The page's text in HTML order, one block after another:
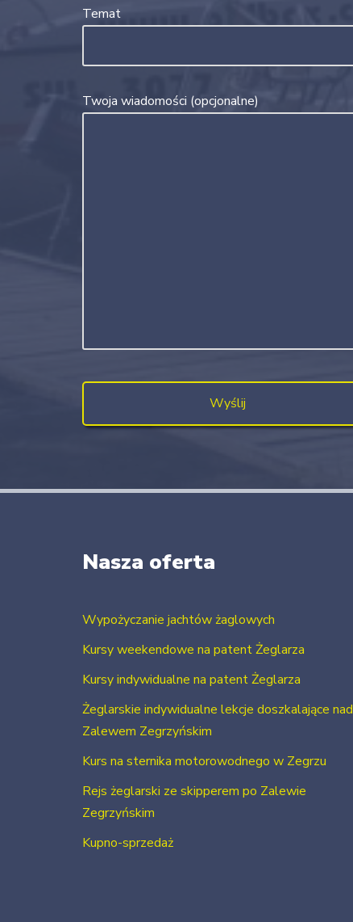
Temat
Twoja wiadomości (opcjonalne)
Nasza oferta
Wypożyczanie jachtów żaglowych
Kursy weekendowe na patent Żeglarza
Kursy indywidualne na patent Żeglarza
Żeglarskie indywidualne lekcje doszkalające nad
Zalewem Zegrzyńskim
Kurs na sternika motorowodnego w Zegrzu
Rejs żeglarski ze skipperem po Zalewie
Zegrzyńskim
Kupno-sprzedaż